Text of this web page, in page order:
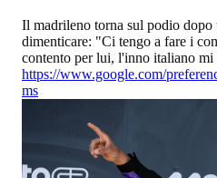
Il madrileno torna sul podio
dimenticare: "Ci tengo a fare i
contento per lui, l'inno italiano mi
https://www.google.com/
ms